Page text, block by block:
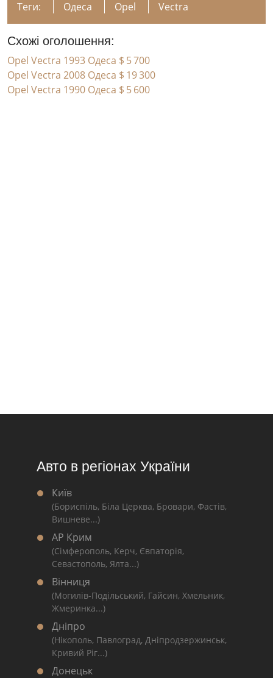
Теги: Одеса Opel Vectra
Схожі оголошення:
Opel Vectra 1993 Одеса $ 5 700
Opel Vectra 2008 Одеса $ 19 300
Opel Vectra 1990 Одеса $ 5 600
Авто в регіонах України
Київ
(Бориспіль, Біла Церква, Бровари, Фастів,
Вишневе...)
АР Крим
(Сімферополь, Керч, Євпаторія,
Севастополь, Ялта...)
Вінниця
(Могилів-Подільський, Гайсин, Хмельник,
Жмеринка...)
Дніпро
(Нікополь, Павлоград, Дніпродзержинськ,
Кривий Ріг...)
Донецьк